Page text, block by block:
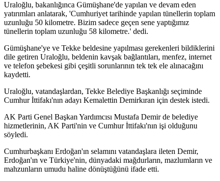
Uraloğlu, bakanlığınca Gümüşhane'de yapılan ve devam eden
yatırımları anlatarak, 'Cumhuriyet tarihinde yapılan tünellerin toplam
uzunluğu 50 kilometre. Bizim sadece geçen sene yaptığımız
tünellerin toplam uzunluğu 58 kilometre.' dedi.
Gümüşhane'ye ve Tekke beldesine yapılması gerekenleri bildiklerini
dile getiren Uraloğlu, beldenin kavşak bağlantıları, menfez, internet
ve telefon şebekesi gibi çeşitli sorunlarının tek tek ele alınacağını
kaydetti.
Uraloğlu, vatandaşlardan, Tekke Belediye Başkanlığı seçiminde
Cumhur İttifakı'nın adayı Kemalettin Demirkıran için destek istedi.
AK Parti Genel Başkan Yardımcısı Mustafa Demir de belediye
hizmetlerinin, AK Parti'nin ve Cumhur İttifakı'nın işi olduğunu
söyledi.
Cumhurbaşkanı Erdoğan'ın selamını vatandaşlara ileten Demir,
Erdoğan'ın ve Türkiye'nin, dünyadaki mağdurların, mazlumların ve
mahzunların umudu haline dönüştüğünü ifade etti.